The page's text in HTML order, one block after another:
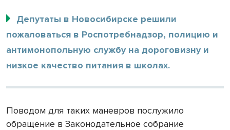
Депутаты в Новосибирске решили
пожаловаться в Роспотребнадзор, полицию и
антимонопольную службу на дороговизну и
низкое качество питания в школах.
Поводом для таких маневров послужило
обращение в Законодательное собрание